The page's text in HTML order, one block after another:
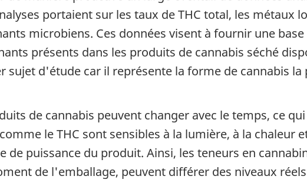
portaient sur les taux de THC total, les métaux
microbiens. Ces données visent à fournir une
présents dans les produits de cannabis séché
sujet d'étude car il représente la forme de cannabis
de page
de cannabis peuvent changer avec le temps, ce
le THC sont sensibles à la lumière, à la chaleur
puissance du produit. Ainsi, les teneurs en
de l'emballage, peuvent différer des niveaux